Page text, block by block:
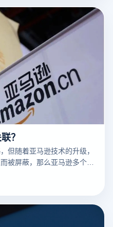
？
但随着亚马逊技术的升级，
被屏蔽，那么亚马逊多个账
性呢？有什么好的防关联方